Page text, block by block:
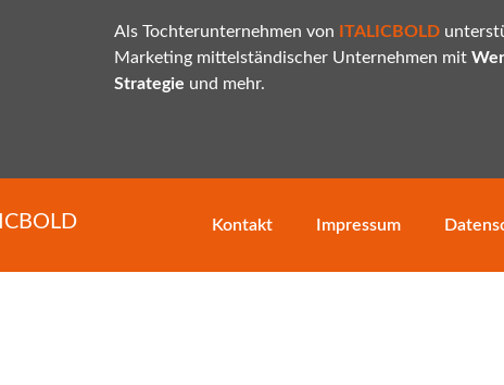
Als Tochterunternehmen von ITALICBOLD
Marketing mittelständischer Unternehmen mit
Strategie und mehr.
Kontakt Impressum